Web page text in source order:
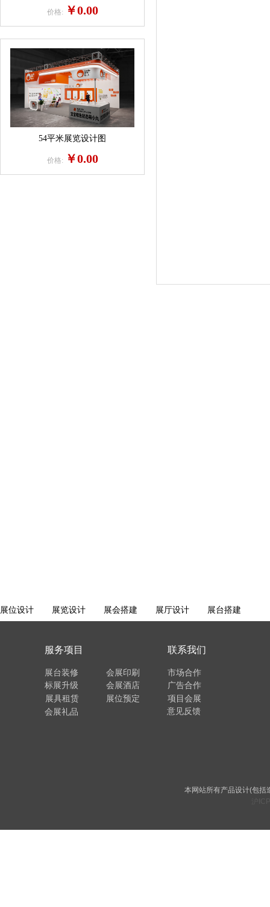
价格: ￥0.00
54平米展览设计图
价格: ￥0.00
项目会展
广告合作
展位预定
会展酒店
联系我们
会展礼品
展具租赁
意见反馈
标展升级
展台装修
服务项目
会展印刷 市场合作
本网站所有产品设计(包括
展位设计 展览设计 展会搭建 展厅设计 展台搭建